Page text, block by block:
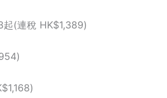
(連稅 HK$1,389)